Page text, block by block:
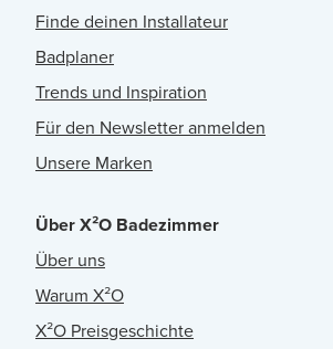
Finde deinen Installateur
Badplaner
Trends und Inspiration
Für den Newsletter anmelden
Unsere Marken
Über X²O Badezimmer
Über uns
Warum X²O
X²O Preisgeschichte